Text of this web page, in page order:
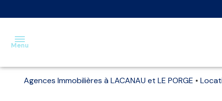
Menu
Agences Immobilières à LACANAU et LE PORGE